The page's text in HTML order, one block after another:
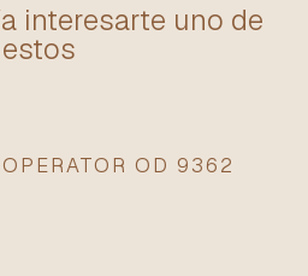
interesarte uno de
estos
OD 9362